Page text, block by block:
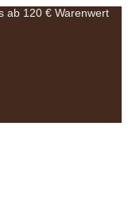
ab 120 € Warenwert